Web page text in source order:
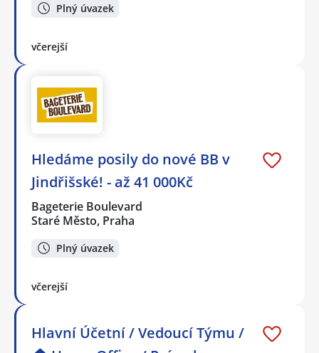
Plný úvazek
včerejší
Hledáme posily do nové BB v
Jindřišské! - až 41 000Kč
Bageterie Boulevard
Staré Město, Praha
Plný úvazek
včerejší
Hlavní Účetní / Vedoucí Týmu /